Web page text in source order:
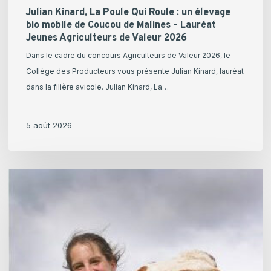
Agriculteurs
Valeur
2026
Julian Kinard, La Poule Qui Roule : un élevage
bio mobile de Coucou de Malines – Lauréat
Jeunes Agriculteurs de Valeur 2026
Dans le cadre du concours Agriculteurs de Valeur 2026, le
Collège des Producteurs vous présente Julian Kinard, lauréat
dans la filière avicole. Julian Kinard, La…
5 août 2026